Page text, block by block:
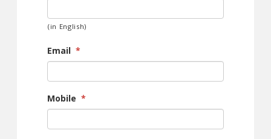
(in English)
Email *
Mobile *